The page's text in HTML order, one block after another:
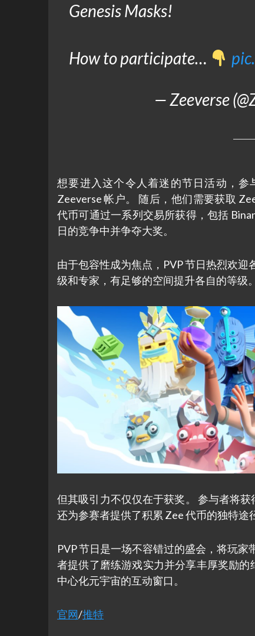
Genesis Masks!
How to participate…
— Zeeverse
想要进入这个令人着迷的节日活动，
Zeeverse 帐户。 随后，他们需要获取
代币可通过一系列交易所获得，包括
日的竞争中并争夺大奖。
由于包容性成为焦点，PVP 节日热烈欢
级和专家，有足够的空间提升各自的等级
但其吸引力不仅仅在于获奖。 参与者将
还为参赛者提供了积累 Zee 代币的独特途
PVP 节日是一场不容错过的盛会，将玩
者提供了磨练游戏实力并分享丰厚奖励
中心化元宇宙的互动窗口。
官网/推特